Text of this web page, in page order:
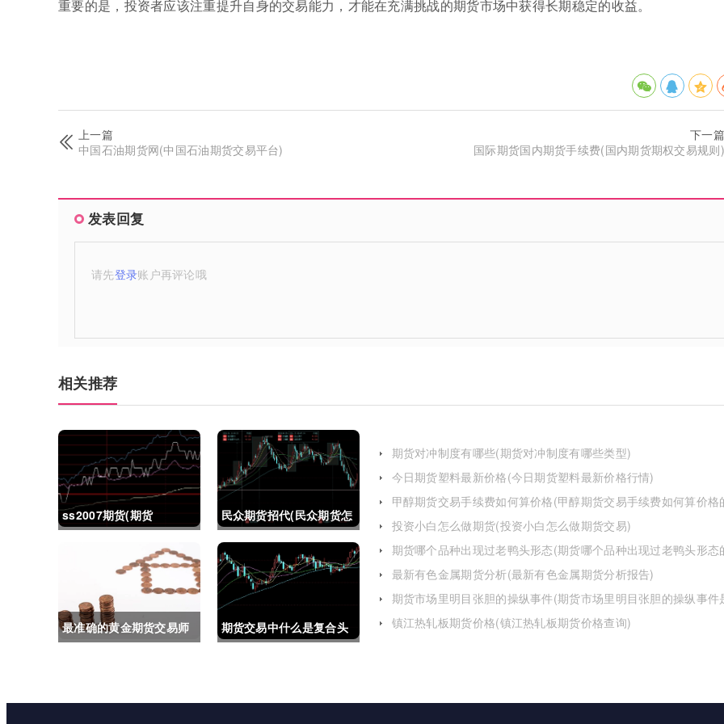
重要的是，投资者应该注重提升自身的交易能力，才能在充满挑战的期货市场中获得长期稳定的收益。
上一篇
中国石油期货网(中国石油期货交易平台)
下一篇
国际期货国内期货手续费(国内期货期权交易规则)
发表回复
请先登录账户再评论哦
相关推荐
ss2007期货(期货
民众期货招代(民众期货怎
么了)
最准确的黄金期货交易师
期货交易中什么是复合头
期货对冲制度有哪些(期货对冲制度有哪些类型)
今日期货塑料最新价格(今日期货塑料最新价格行情)
甲醇期货交易手续费如何算价格(甲醇期货交易手续费如何算价格
投资小白怎么做期货(投资小白怎么做期货交易)
期货哪个品种出现过老鸭头形态(期货哪个品种出现过老鸭头形态
化)
最新有色金属期货分析(最新有色金属期货分析报告)
期货市场里明目张胆的操纵事件(期货市场里明目张胆的操纵事件
镇江热轧板期货价格(镇江热轧板期货价格查询)